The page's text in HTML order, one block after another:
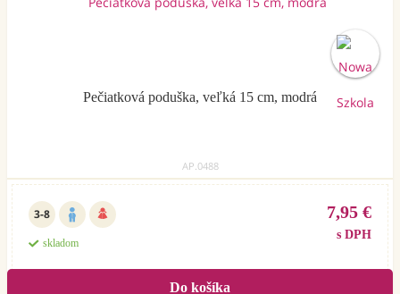
Pečiatková poduška, veľká 15 cm, modrá
AP.0488
3-8
skladom
7,95 €
s DPH